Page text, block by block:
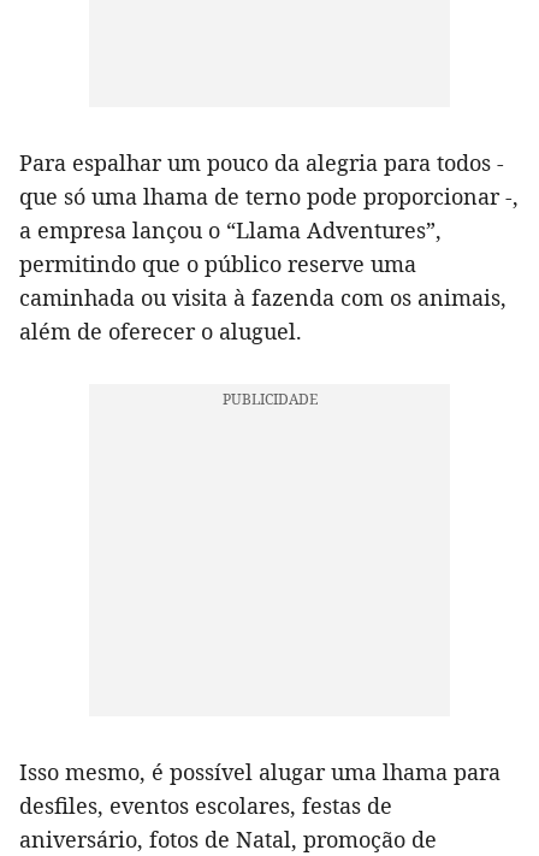
Para espalhar um pouco da alegria para todos -
que só uma lhama de terno pode proporcionar -,
a empresa lançou o “Llama Adventures”,
permitindo que o público reserve uma
caminhada ou visita à fazenda com os animais,
além de oferecer o aluguel.
Isso mesmo, é possível alugar uma lhama para
desfiles, eventos escolares, festas de
aniversário, fotos de Natal, promoção de